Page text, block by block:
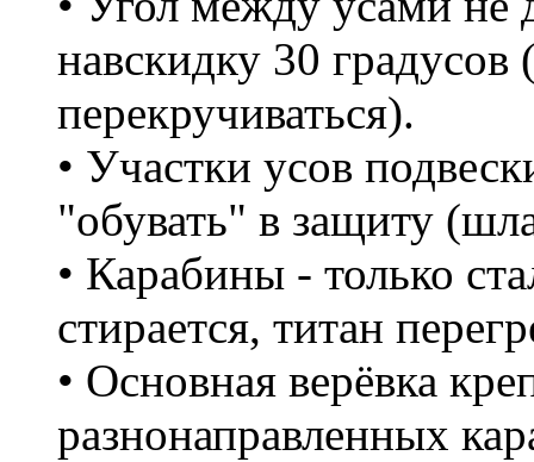
навскидку 30 градусов
перекручиваться).
• Участки усов
"обувать" в защиту
• Карабины - только
стирается, титан
• Основная верёвка
разнонаправленных